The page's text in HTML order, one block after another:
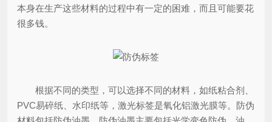
本身在生产这些材料的过程中有一定的困难，而且可能要花
很多钱。
根据不同的类型，可以选择不同的材料，如纸粘合剂、
PVC易碎纸、水印纸等，激光标签是氧化铝激光膜等。防伪